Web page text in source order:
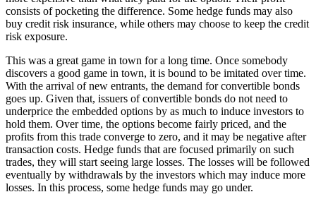
consists of pocketing the difference. Some hedge funds may also
buy credit risk insurance, while others may choose to keep the credit
risk exposure.
This was a great game in town for a long time. Once somebody
discovers a good game in town, it is bound to be imitated over time.
With the arrival of new entrants, the demand for convertible bonds
goes up. Given that, issuers of convertible bonds do not need to
underprice the embedded options by as much to induce investors to
hold them. Over time, the options become fairly priced, and the
profits from this trade converge to zero, and it may be negative after
transaction costs. Hedge funds that are focused primarily on such
trades, they will start seeing large losses. The losses will be followed
eventually by withdrawals by the investors which may induce more
losses. In this process, some hedge funds may go under.